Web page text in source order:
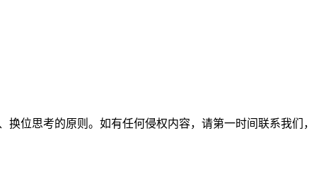
位思考的原则。如有任何侵权内容，请第一时间联系我们，